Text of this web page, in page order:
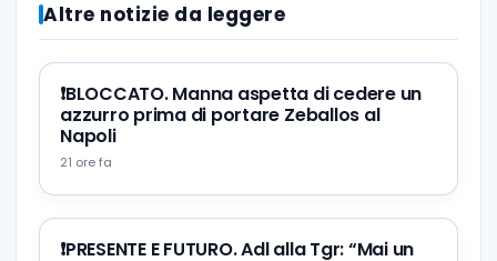
Altre notizie da leggere
❗️BLOCCATO. Manna aspetta di cedere un
azzurro prima di portare Zeballos al
Napoli
21 ore fa
❗️PRESENTE E FUTURO. Adl alla Tgr: “Mai un